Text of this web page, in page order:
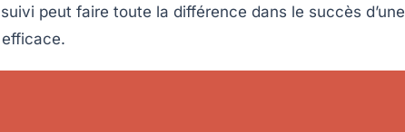
peut faire toute la différence dans le succès d’une